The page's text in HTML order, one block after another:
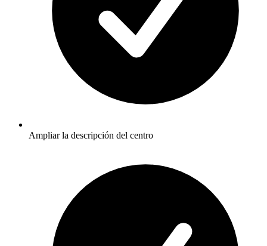
Ampliar la descripción del centro